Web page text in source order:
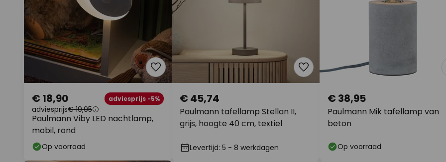
Paulmann Viby LED nachtlamp,
mobil, rond
€ 18,90 adviesprijs -5%
adviesprijs€ 19,95
Op voorraad
Paulmann tafellamp Stellan II,
grijs, hoogte 40 cm, textiel
€ 45,74
Levertijd: 5 - 8 werkdagen
Paulmann Mik tafellamp van
beton
€ 38,95
Op voorraad